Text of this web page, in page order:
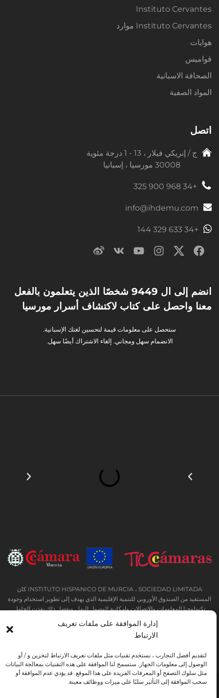
إدارة الموافقة على ملفات تعريف
الارتباط
لتقديم أفضل التجارب ، نستخدم تقنيات مثل ملفات تعريف الارتباط لتخزين و / أو
الوصول إلى معلومات الجهاز. ستسمح لنا الموافقة على هذه التقنيات بمعالجة البيانات
مثل سلوك التصفح أو المعرفات الفريدة على هذا الموقع. قد يؤدي عدم الموافقة أو
سحب الموافقة إلى التأثير سلبًا على ميزات ووظائف معينة.
Instituto Cervantes
Instituto Cervantes موارد
هوايات
قواميس
الصحافة الاسبانية
المواد الصفية
اتصل
ج / إنريكي فيلار ، 13 - 1 درجة مئوية
30008 مورسيا ، إسبانيا
+34 968 900 325
info@ihdemu.com
+34 633 329 144
انضم إلى ال 9449 شخصًا الذين يتعلمون بالفعل
معنا واحصل على كتاب لاكتشاف أسرار مورسيا
ستحصل على معلومات قيمة لتحسين لغتك الإسبانية.
الانضمام سهل ومجاني. إلغاء الاشتراك أيضًا سهل.
INSTITUTO HISPANICO DE MURCIA ، SOCIEDAD LIMITADA كان
المستفيد من الصندوق الأوروبي للتنمية الإقليمية الذي يهدف إلى تطوير استخدام وجودة
تكنولوجيا المعلومات والاتصالات وإمكانية الوصول إليها ، وبفضل ذلك نفذت الحلول
2020. ولهذا الغرض ، تم دعمه من قبل برنامج TIC Cámaras ، من قبل كامارا من
تحذير قانوني سياسة خاصة
شروط الحجز